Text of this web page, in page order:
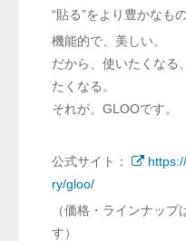
“貼る”をより豊かなも
機能的で、美しい。
だから、使いたくなる
たくなる。
それが、GLOOです。
公式サイト：
ry/gloo/
（価格・ラインナッ
す）